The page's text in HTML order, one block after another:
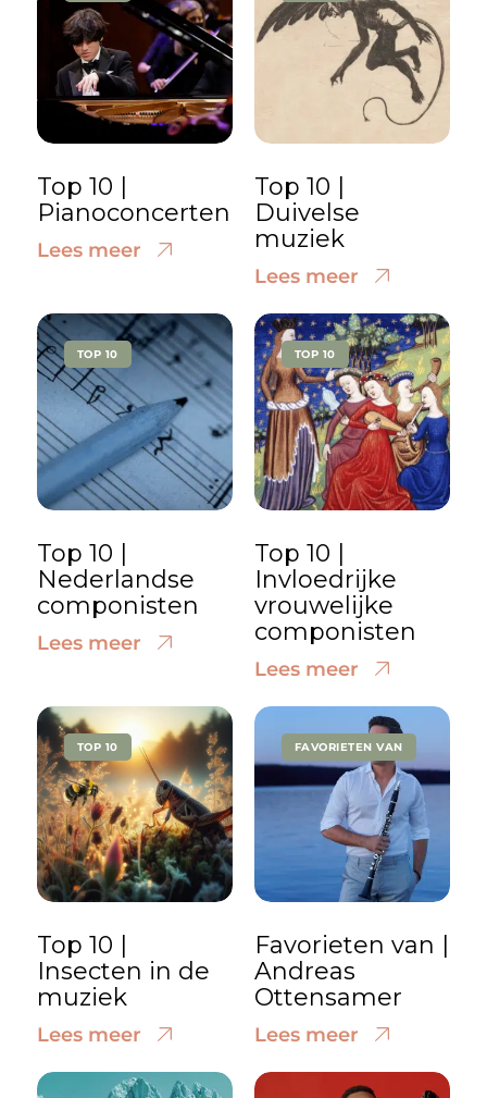
Top 10 |
Pianoconcerten
Lees meer
Top 10 |
Duivelse
muziek
Lees meer
TOP 10
Top 10 |
Nederlandse
componisten
Lees meer
TOP 10
Top 10 |
Invloedrijke
vrouwelijke
componisten
Lees meer
TOP 10
Top 10 |
Insecten in de
muziek
Lees meer
FAVORIETEN VAN
Favorieten van |
Andreas
Ottensamer
Lees meer